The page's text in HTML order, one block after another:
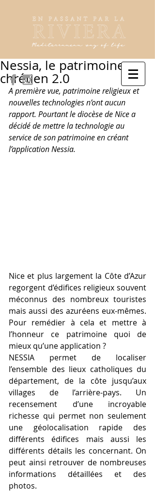
Nessia, le patrimoine
chrétien 2.0
A première vue, patrimoine religieux et
nouvelles technologies n’ont aucun
rapport. Pourtant le diocèse de Nice a
décidé de mettre la technologie au
service de son patrimoine en créant
l’application Nessia.
Nice et plus largement la Côte d’Azur
regorgent d’édifices religieux souvent
méconnus des nombreux touristes
mais aussi des azuréens eux-mêmes.
Pour remédier à cela et mettre à
l’honneur ce patrimoine quoi de
mieux qu’une application ?
NESSIA permet de localiser
l’ensemble des lieux catholiques du
département, de la côte jusqu’aux
villages de l’arrière-pays. Un
recensement d’une incroyable
richesse qui permet non seulement
une géolocalisation rapide des
différents édifices mais aussi les
différents détails les concernant. On
peut ainsi retrouver de nombreuses
informations détaillées et des
photos.